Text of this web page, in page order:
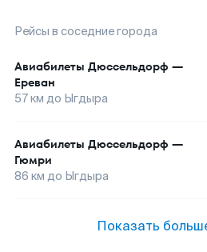
Рейсы в соседние города
Авиабилеты Дюссельдорф —
Ереван
57км до Ыгдыра
Авиабилеты Дюссельдорф —
Гюмри
86 км до Ыгдыра
Показать